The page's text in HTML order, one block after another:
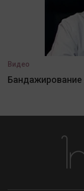
Видео